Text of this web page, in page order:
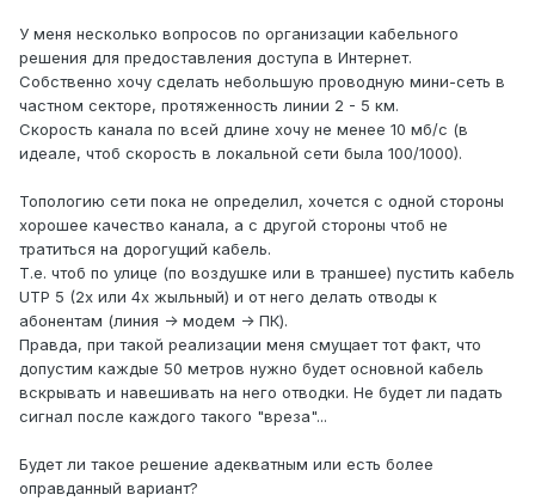
У меня несколько вопросов по организации кабельного
решения для предоставления доступа в Интернет.
Собственно хочу сделать небольшую проводную мини-сеть в
частном секторе, протяженность линии 2 - 5 км.
Скорость канала по всей длине хочу не менее 10 мб/с (в
идеале, чтоб скорость в локальной сети была 100/1000).
Топологию сети пока не определил, хочется с одной стороны
хорошее качество канала, а с другой стороны чтоб не
тратиться на дорогущий кабель.
Т.е. чтоб по улице (по воздушке или в траншее) пустить кабель
UTP 5 (2х или 4х жыльный) и от него делать отводы к
абонентам (линия -> модем -> ПК).
Правда, при такой реализации меня смущает тот факт, что
допустим каждые 50 метров нужно будет основной кабель
вскрывать и навешивать на него отводки. Не будет ли падать
сигнал после каждого такого "вреза"...
Будет ли такое решение адекватным или есть более
оправданный вариант?